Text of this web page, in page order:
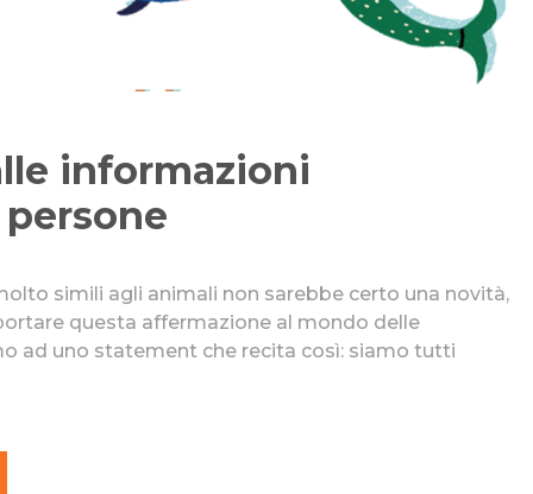
informazioni
simili agli animali non sarebbe certo una novità,
questa affermazione al mondo delle
ad uno statement che recita così: siamo tutti